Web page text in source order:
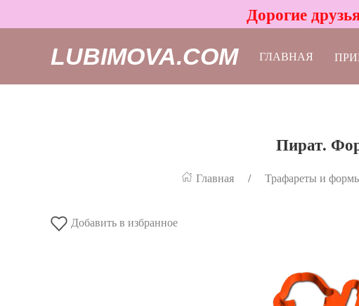
Дорогие
LUBIMOVA.COM ГЛАВНАЯ
Пират.
Главная Трафареты и
Добавить в избранное